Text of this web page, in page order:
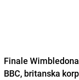
Finale
BBC, britanska